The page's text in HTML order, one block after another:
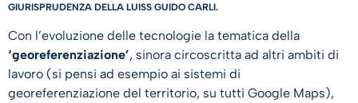
GIURISPRUDENZA DELLA LUISS GUIDO CARLI.
Con l’evoluzione delle tecnologie la tematica della
‘georeferenziazione’, sinora circoscritta ad altri ambiti di
lavoro (si pensi ad esempio ai sistemi di
georeferenziazione del territorio, su tutti Google Maps),